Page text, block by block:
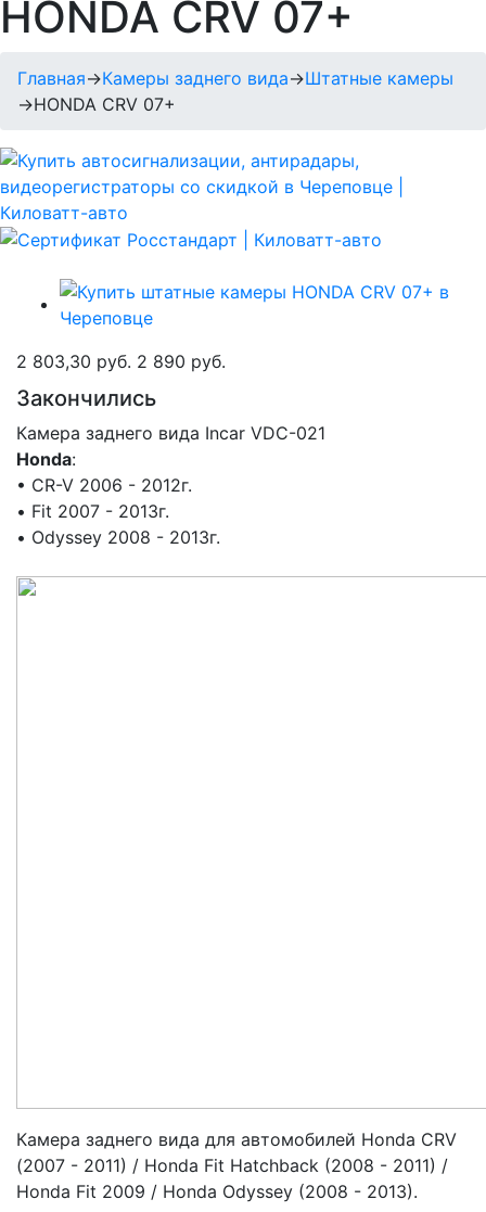
HONDA CRV 07+
Главная→Камеры заднего вида→Штатные камеры
→HONDA CRV 07+
2 803,30 руб. 2 890 руб.
Закончились
Камера заднего вида Incar VDC-021
Honda:
• CR-V 2006 - 2012г.
• Fit 2007 - 2013г.
• Odyssey 2008 - 2013г.
Камера заднего вида для автомобилей Honda CRV
(2007 - 2011) / Honda Fit Hatchback (2008 - 2011) /
Honda Fit 2009 / Honda Odyssey (2008 - 2013).